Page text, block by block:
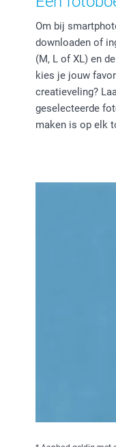
Om bij
downloaden of
(M, L of XL) en
kies je jouw
creatieveling?
geselecteerde
maken is op elk